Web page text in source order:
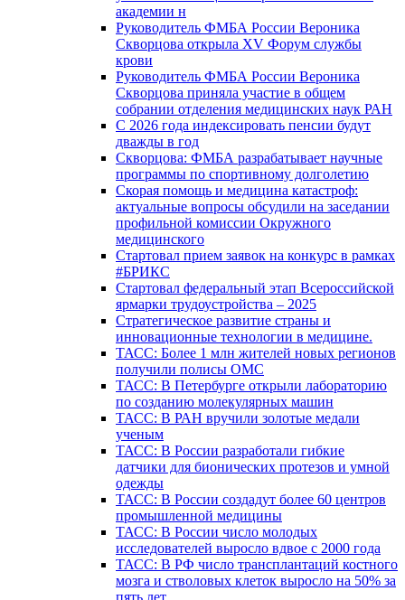
академии н
Руководитель ФМБА России Вероника
Скворцова открыла XV Форум службы
крови
Руководитель ФМБА России Вероника
Скворцова приняла участие в общем
собрании отделения медицинских наук РАН
С 2026 года индексировать пенсии будут
дважды в год
Скворцова: ФМБА разрабатывает научные
программы по спортивному долголетию
Скорая помощь и медицина катастроф:
актуальные вопросы обсудили на заседании
профильной комиссии Окружного
медицинского
Стартовал прием заявок на конкурс в рамках
#БРИКС
Стартовал федеральный этап Всероссийской
ярмарки трудоустройства – 2025
Стратегическое развитие страны и
инновационные технологии в медицине.
ТАСС: Более 1 млн жителей новых регионов
получили полисы ОМС
ТАСС: В Петербурге открыли лабораторию
по созданию молекулярных машин
ТАСС: В РАН вручили золотые медали
ученым
ТАСС: В России разработали гибкие
датчики для бионических протезов и умной
одежды
ТАСС: В России создадут более 60 центров
промышленной медицины
ТАСС: В России число молодых
исследователей выросло вдвое с 2000 года
ТАСС: В РФ число трансплантаций костного
мозга и стволовых клеток выросло на 50% за
пять лет